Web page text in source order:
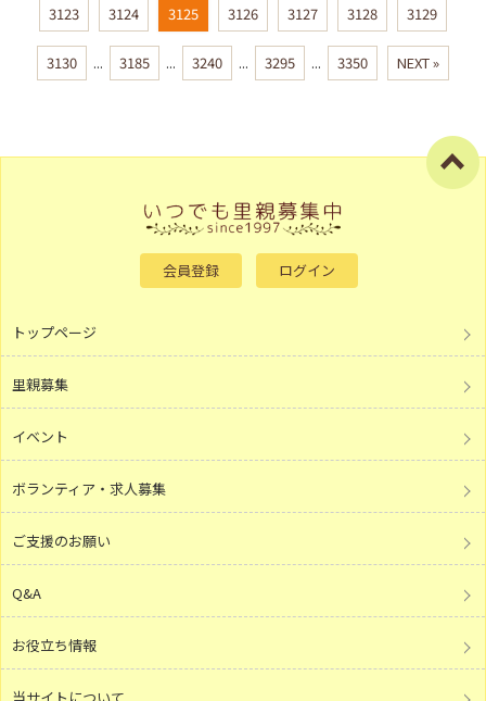
3123 3124 3125 3126 3127 3128 3129
3130 ... 3185 ... 3240 ... 3295 ... 3350 NEXT »
会員登録 ログイン
トップページ
里親募集
イベント
ボランティア・求人募集
ご支援のお願い
Q&A
お役立ち情報